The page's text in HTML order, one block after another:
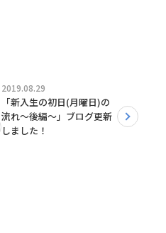
2019.08.29
「新入生の初日(月曜日)の
流れ〜後編〜」ブログ更新
しました！